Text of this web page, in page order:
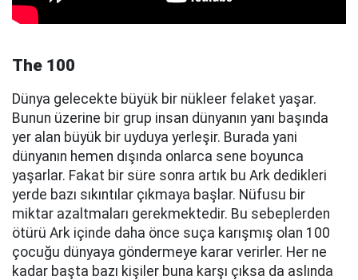
The 100
Dünya gelecekte büyük bir nükleer felaket yaşar.
Bunun üzerine bir grup insan dünyanın yanı başında
yer alan büyük bir uyduya yerleşir. Burada yani
dünyanın hemen dışında onlarca sene boyunca
yaşarlar. Fakat bir süre sonra artık bu Ark dedikleri
yerde bazı sıkıntılar çıkmaya başlar. Nüfusu bir
miktar azaltmaları gerekmektedir. Bu sebeplerden
ötürü Ark içinde daha önce suça karışmış olan 100
çocuğu dünyaya göndermeye karar verirler. Her ne
kadar başta bazı kişiler buna karşı çıksa da aslında